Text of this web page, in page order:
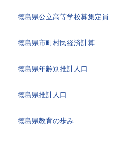
徳島県公立高等学校募集定員
徳島県市町村民経済計算
徳島県年齢別推計人口
徳島県推計人口
徳島県教育の歩み